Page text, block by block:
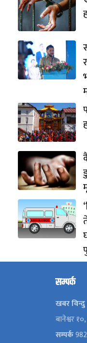
सम्पर्क
खबर विन्दु
बानेश्वर
सम्पर्क